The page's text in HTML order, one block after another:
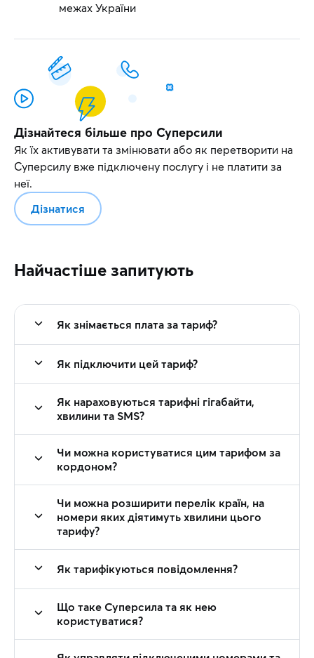
межах України
Дізнайтеся більше про Суперсили
Як їх активувати та змінювати або як перетворити на
Суперсилу вже підключену послугу і не платити за
неї.
Дізнатися
Найчастіше запитують
Як знімається плата за тариф?
Як підключити цей тариф?
Як нараховуються тарифні гігабайти,
хвилини та SMS?
Чи можна користуватися цим тарифом за
кордоном?
Чи можна розширити перелік країн, на
номери яких діятимуть хвилини цього
тарифу?
Як тарифікуються повідомлення?
Що таке Суперсила та як нею
користуватися?